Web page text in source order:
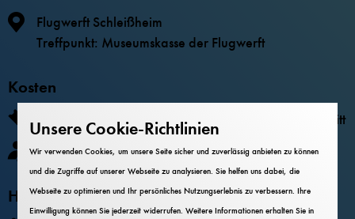
Flugwerft Schleißheim
Treffpunkt: Museumskasse der Flugwerft
Kosten
7,00 € Workshopgebühr, zuzüglich Museumseintritt
Anmeldung nötig.
Hinweise
Unsere Cookie-Richtlinien
Wir verwenden Cookies, um unsere Seite sicher und zuverlässig anbieten zu können
und die Zugriffe auf unserer Webseite zu analysieren. Sie helfen uns dabei, die
Webseite zu optimieren und Ihr persönliches Nutzungserlebnis zu verbessern. Ihre
Einwilligung können Sie jederzeit widerrufen. Weitere Informationen erhalten Sie in